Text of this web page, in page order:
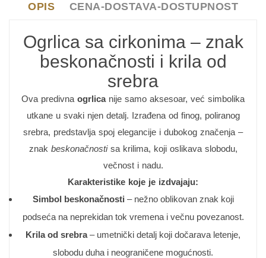
OPIS CENA-DOSTAVA-DOSTUPNOST
Ogrlica sa cirkonima – znak
beskonačnosti i krila od
srebra
Ova predivna ogrlicanije samo aksesoar, već simbolika
utkane u svaki njen detalj. Izrađena od finog, poliranog
srebra, predstavlja spoj elegancije i dubokog značenja –
znak beskonačnostisa krilima, koji oslikava slobodu,
večnost i nadu.
Karakteristike koje je izdvajaju:
Simbol beskonačnosti – nežno oblikovan znak koji
podseća na neprekidan tok vremena i večnu povezanost.
Krila od srebra– umetnički detalj koji dočarava letenje,
slobodu duha i neograničene mogućnosti.